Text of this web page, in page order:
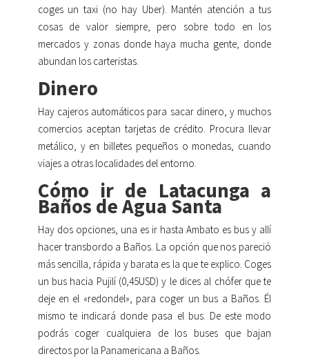
coges un taxi (no hay Uber). Mantén atención a tus
cosas de valor siempre, pero sobre todo en los
mercados y zonas donde haya mucha gente, donde
abundan los carteristas.
Dinero
Hay cajeros automáticos para sacar dinero, y muchos
comercios aceptan tarjetas de crédito. Procura llevar
metálico, y en billetes pequeños o monedas, cuando
viajes a otras localidades del entorno.
Cómo ir de Latacunga a
Baños de Agua Santa
Hay dos opciones, una es ir hasta Ambato es bus y allí
hacer transbordo a Baños. La opción que nos pareció
más sencilla, rápida y barata es la que te explico. Coges
un bus hacia Pujilí (0,45USD) y le dices al chófer que te
deje en el «redondel», para coger un bus a Baños. Él
mismo te indicará donde pasa el bus. De este modo
podrás coger cualquiera de los buses que bajan
directos por la Panamericana a Baños.